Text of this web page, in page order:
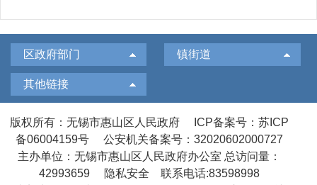
区政府部门 镇街道
其他链接
版权所有：无锡市惠山区人民政府
ICP备案号：苏ICP
备06004159号
公安机关备案号：32020602000727
主办单位：无锡市惠山区人民政府办公室 总访问量：
42993659
隐私安全
联系电话:83598998